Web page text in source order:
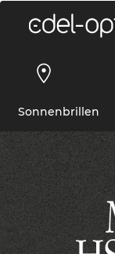
Sonnenbrillen